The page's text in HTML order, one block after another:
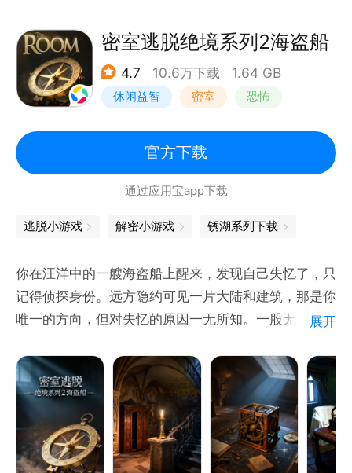
安排个人日程活动，提升个人能力；
选择合适的对话选项，提高病人意识值；
搜查道具线索，完成解谜获取有用信息；
成就收集，寻找变形物；
......
【新颖剧情】
步增加，巅峰之外更巅峰，开放式结局，真相到底是
何。
【互动对话】
通过对话了解病人情况，不同的选择将影响着治疗结
果，道出真相还是保留温柔，一切由你判定。
密室逃脱绝境系列2海盗船
4.7 10.6万下载 1.64 GB
休闲益智 密室 恐怖
官方下载
通过应用宝app下载
逃脱小游戏 解密小游戏 锈湖系列下载
你在汪洋中的一艘海盗船上醒来，发现自己失忆了，只
记得侦探身份。远方隐约可见一片大陆和建筑，那是你
唯一的方向，但对失忆的原因一无所知。一股无形的力
出现，为你指引道路，似乎想帮你找回记忆。
你模糊地感到，这片大陆的命运与你息息相关，一件至
关重要的事等待你去完成。但阻碍重重：复杂的谜题步
步设卡，险恶的事件不断发生。找回记忆，揭开这片大
展开